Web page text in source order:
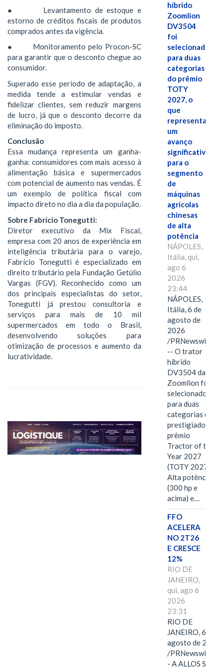
● Levantamento de estoque e
estorno de créditos fiscais de produtos
comprados antes da vigência.
● Monitoramento pelo Procon-SC
para garantir que o desconto chegue ao
consumidor.
Superado esse período de adaptação, a
medida tende a estimular vendas e
fidelizar clientes, sem reduzir margens
de lucro, já que o desconto decorre da
eliminação do imposto.
Conclusão
Essa mudança representa um ganha-
ganha: consumidores com mais acesso à
alimentação básica e supermercados
com potencial de aumento nas vendas. É
um exemplo de política fiscal com
impacto direto no dia a dia da população.
Sobre Fabrício Tonegutti:
Diretor executivo da Mix Fiscal,
empresa com 20 anos de experiência em
inteligência tributária para o varejo,
Fabrício Tonegutti é especializado em
direito tributário pela Fundação Getúlio
Vargas (FGV). Reconhecido como um
dos principais especialistas do setor,
Tonegutti já prestou consultoria e
serviços para mais de 10 mil
supermercados em todo o Brasil,
desenvolvendo soluções para
otimização de processos e aumento da
lucratividade.
híbrido
Zoomlion
DV3504
foi
selecionado
para duas
categorias
do prêmio
TOTY
2027, o
que
representa
um
avanço
significativo
para o
segmento
de
máquinas
agrícolas
chinesas
de alta
potência
NÁPOLES,
Itália, qui,
ago 6
2026
23:44
NÁPOLES,
Itália, 6 de
agosto de
2026
/PRNewswire/
-- O trator
híbrido
DV3504 da
Zoomlion foi
selecionado
para duas
categorias do
prestigiado
prêmio
Tractor of the
Year 2027
(TOTY 2027:
Alta potência
(300 hp e
acima) e…
FFO
ACELERA
NO 2T26
E CRESCE
12%
RIO DE
JANEIRO,
qui, ago 6
2026
23:31
RIO DE
JANEIRO, 6 de
agosto de 2026
/PRNewswire/ -
- A ALLOS S.A.